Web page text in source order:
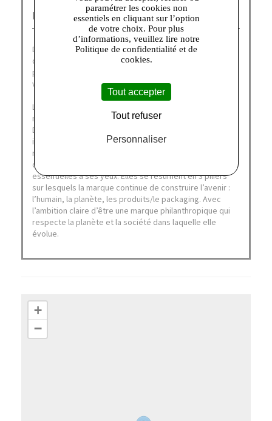
Dim Outlet Talange :
Depuis plus de soixante ans, DIM fait partie du quotidien
des français, désignée à nouveau comme leur marque
préférée en janvier 2021 (catégories collant, sous-
vêtements homme et lingerie).
La Family DIM aime la liberté, de corps et d’esprit, de
mouvement et de style. Fidèle à ses valeurs originelles,
DIM a participé à l’émancipation des femmes en leur
inventant les collants et plus récemment la culotte de
règles. Marque transgénérationnelle de cœur, DIM œuvre
depuis 10 ans à faire vivre également d’autres priorités
essentielles à ses yeux. Elles se résument en 3 piliers
sur lesquels la marque continue de construire l’avenir :
l’humain, la planète, les produits/le packaging. Avec
l’ambition claire d’être une marque philanthropique qui
respecte la planète et la société dans laquelle elle
évolue.
+
−
paramétrer les cookies non
essentiels en cliquant sur l’option
de votre choix. Pour plus
d’informations, veuillez lire notre
Politique de confidentialité et de
cookies.
Tout accepter
Tout refuser
Personnaliser